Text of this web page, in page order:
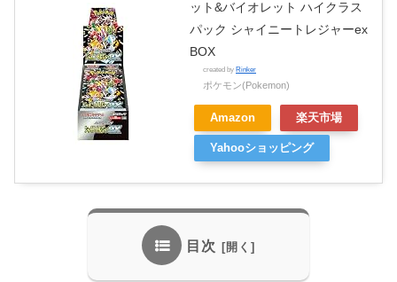
ット&バイオレット ハイクラス
パック シャイニートレジャーex
BOX
created by Rinker
ポケモン(Pokemon)
Amazon 楽天市場
Yahooショッピング
目次